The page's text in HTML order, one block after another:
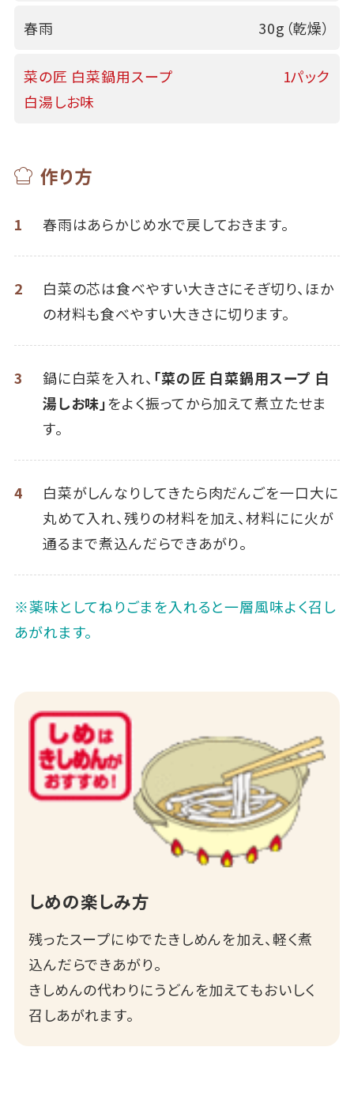
春雨 30g（乾燥）
菜の匠 白菜鍋用スープ
白湯しお味
1パック
作り方
1 春雨はあらかじめ水で戻しておきます。
2
白菜の芯は食べやすい大きさにそぎ切り、ほか
の材料も食べやすい大きさに切ります。
3 鍋に白菜を入れ、 「菜の匠 白菜鍋用スープ 白
湯しお味」をよく振ってから加えて煮立たせま
す。
4
白菜がしんなりしてきたら肉だんごを一口大に
丸めて入れ、残りの材料を加え、材料にに火が
通るまで煮込んだらできあがり。
※薬味としてねりごまを入れると一層風味よく召し
あがれます。
しめの楽しみ方
残ったスープにゆでたきしめんを加え、軽く煮
込んだらできあがり。
きしめんの代わりにうどんを加えてもおいしく
召しあがれます。